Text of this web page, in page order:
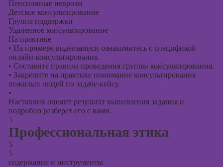
Пенсионные неврозы
Детское консультирование
Группа поддержки
Удаленное консультирование
На практике
• На примере видеозаписи ознакомитесь с спецификой
онлайн-консультирования.
• Составите правила проведения группы консультирования.
• Закрепите на практике понимание консультирования
пожилых людей по задаче-кейсу.
•
Наставник оценит результат выполнения задания и
подробно разберет его с вами.
5
Профессиональная этика
5
5
содержание и инструменты